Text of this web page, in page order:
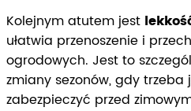
Kolejnym atutem jest
ułatwia przenoszenie i
ogrodowych. Jest to
zmiany sezonów, gdy
zabezpieczyć przed